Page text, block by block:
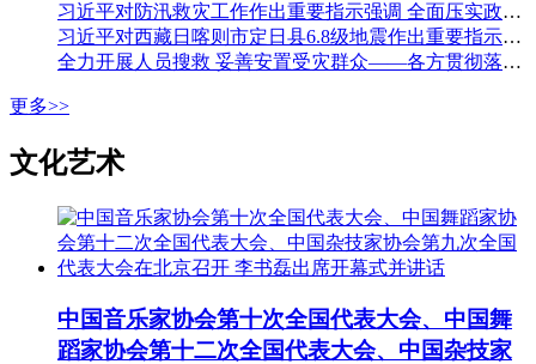
习近平对防汛救灾工作作出重要指示强调 全面压实政治责任 落实落细各项防汛措施 全力保障人民生命财产安全 李强作出批示
习近平对西藏日喀则市定日县6.8级地震作出重要指示强调 全力开展人员搜救 最大限度减少人员伤亡 妥善安置受灾群众 确保安全温暖过冬 李强作出批示
全力开展人员搜救 妥善安置受灾群众——各方贯彻落实习近平总书记重要指示全力开展西藏定日县地震大救援
更多>>
文化艺术
中国音乐家协会第十次全国代表大会、中国舞
蹈家协会第十二次全国代表大会、中国杂技家